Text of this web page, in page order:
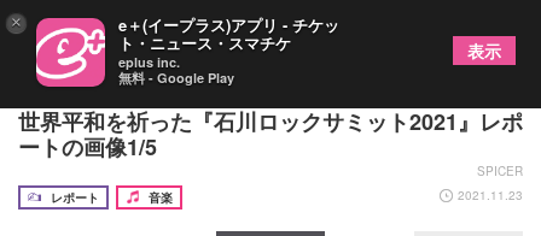
SUGIZO、TOKU、シシド・カフカ、僧侶が共演、
世界平和を祈った『石川ロックサミット2021』レポ
ートの画像1/5
SPICER
レポート
音楽 2021.11.23
× e＋(イープラス)アプリ - チケッ
ト・ニュース・スマチケ
eplus inc.
無料 - Google Play
表示